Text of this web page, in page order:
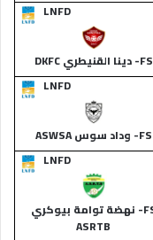
LNFD
FS- دينا القنيطري DKFC
LNFD
FS- وداد سوس ASWSA
LNFD
FS- نهضة توامة بيوكري
ASRTB